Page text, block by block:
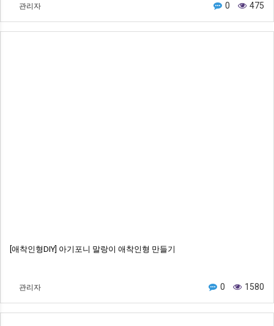
관리자 0 475
[애착인형DIY] 아기포니 말랑이 애착인형 만들기
관리자 0 1580